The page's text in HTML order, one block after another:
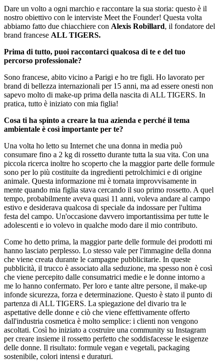
Dare un volto a ogni marchio e raccontare la sua storia: questo è il
nostro obiettivo con le interviste Meet the Founder! Questa volta
abbiamo fatto due chiacchiere con Alexis Robillard, il fondatore del
brand francese ALL TIGERS.
Prima di tutto, puoi raccontarci qualcosa di te e del tuo
percorso professionale?
Sono francese, abito vicino a Parigi e ho tre figli. Ho lavorato per
brand di bellezza internazionali per 15 anni, ma ad essere onesti non
sapevo molto di make-up prima della nascita di ALL TIGERS. In
pratica, tutto è iniziato con mia figlia!
Cosa ti ha spinto a creare la tua azienda e perché il tema
ambientale è così importante per te?
Una volta ho letto su Internet che una donna in media può
consumare fino a 2 kg di rossetto durante tutta la sua vita. Con una
piccola ricerca inoltre ho scoperto che la maggior parte delle formule
sono per lo più costituite da ingredienti petrolchimici e di origine
animale. Questa informazione mi è tornata improvvisamente in
mente quando mia figlia stava cercando il suo primo rossetto. A quel
tempo, probabilmente aveva quasi 11 anni, voleva andare al campo
estivo e desiderava qualcosa di speciale da indossare per l'ultima
festa del campo. Un'occasione davvero importantissima per tutte le
adolescenti e io volevo in qualche modo dare il mio contributo.
Come ho detto prima, la maggior parte delle formule dei prodotti mi
hanno lasciato perplesso. Lo stesso vale per l'immagine della donna
che viene creata durante le campagne pubblicitarie. In queste
pubblicità, il trucco è associato alla seduzione, ma spesso non è così
che viene percepito dalle consumatrici medie e le donne intorno a
me lo hanno confermato. Per loro e tante altre persone, il make-up
infonde sicurezza, forza e determinazione. Questo è stato il punto di
partenza di ALL TIGERS. La spiegazione del divario tra le
aspettative delle donne e ciò che viene effettivamente offerto
dall'industria cosmetica è molto semplice: i clienti non vengono
ascoltati. Così ho iniziato a costruire una community su Instagram
per creare insieme il rossetto perfetto che soddisfacesse le esigenze
delle donne. Il risultato: formule vegan e vegetali, packaging
sostenibile, colori intensi e duraturi.